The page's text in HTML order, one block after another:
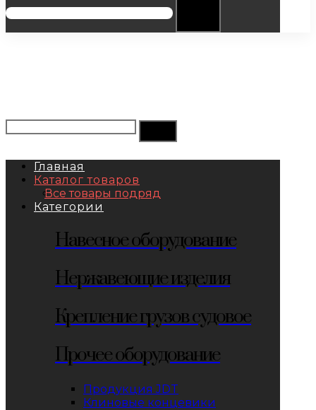
Главная
Каталог товаров
Все товары подряд
Категории
Навесное оборудование
Нержавеющие изделия
Крепление грузов судовое
Прочее оборудование
Продукция JDT
Клиновые концевики